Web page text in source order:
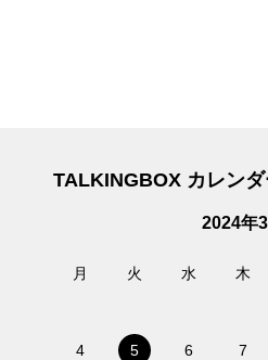
TALKINGBOX カレン
2024年3
月 火 水 木
4
5 6 7